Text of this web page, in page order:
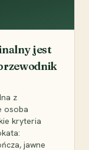
jest
z
osoba
kryteria
jawne